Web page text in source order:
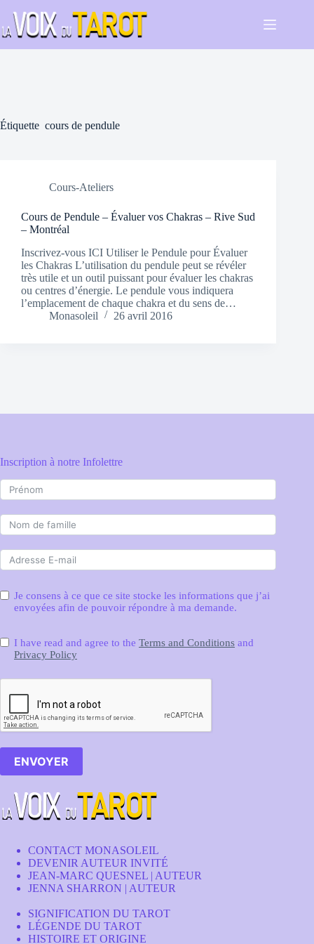
contenu
Étiquette cours de pendule
Cours-Ateliers
Cours de Pendule – Évaluer vos Chakras – Rive Sud
– Montréal
Inscrivez-vous ICI Utiliser le Pendule pour Évaluer
les Chakras L’utilisation du pendule peut se révéler
très utile et un outil puissant pour évaluer les chakras
ou centres d’énergie. Le pendule vous indiquera
l’emplacement de chaque chakra et du sens de…
Monasoleil
26 avril 2016
Inscription à notre Infolettre
Je consens à ce que ce site stocke les informations que j’ai
envoyées afin de pouvoir répondre à ma demande.
I have read and agree to the Terms and Conditions and
Privacy Policy
ENVOYER
CONTACT MONASOLEIL
DEVENIR AUTEUR INVITÉ
JEAN-MARC QUESNEL | AUTEUR
JENNA SHARRON | AUTEUR
SIGNIFICATION DU TAROT
LÉGENDE DU TAROT
HISTOIRE ET ORIGINE